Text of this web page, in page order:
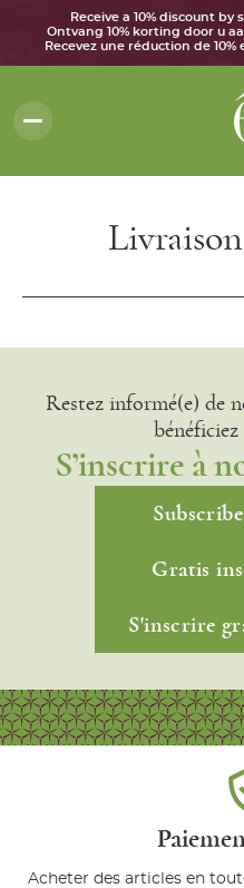
Receive a 10% discount
Ontvang 10% korting door u
Recevez une réduction de
Restez informé(e) de
bénéficiez
S’inscrire à
Gratis
S'inscrire
Acheter des articles en